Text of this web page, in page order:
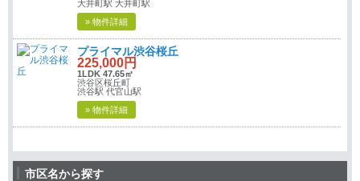
大井町駅 大井町駅
» 物件詳細
プライマル渋谷桜丘
225,000円
1LDK 47.65㎡
渋谷区桜丘町
渋谷駅 代官山駅
» 物件詳細
市区名から探す